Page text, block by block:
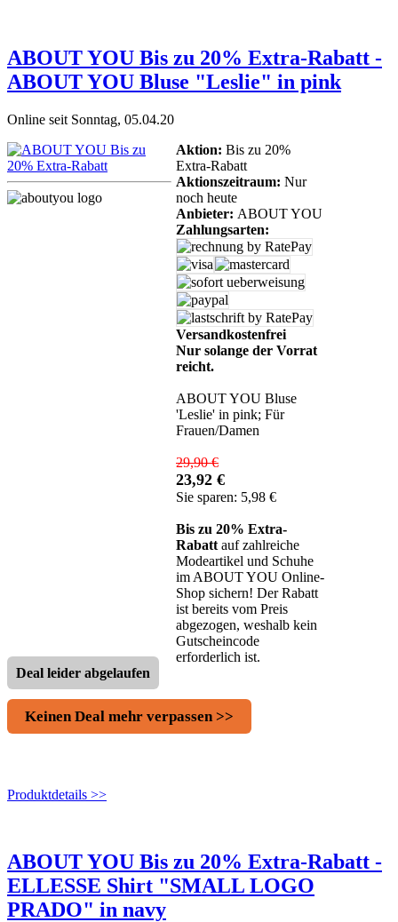
ABOUT YOU Bis zu 20% Extra-Rabatt -
ABOUT YOU Bluse "Leslie" in pink
Online seit Sonntag, 05.04.20
Aktion: Bis zu 20%
Extra-Rabatt
Aktionszeitraum: Nur
noch heute
Anbieter: ABOUT YOU
Zahlungsarten:
Versandkostenfrei
Nur solange der Vorrat
reicht.
ABOUT YOU Bluse
'Leslie' in pink; Für
Frauen/Damen
29,90 €
23,92 €
Sie sparen: 5,98 €
Bis zu 20% Extra-
Rabatt auf zahlreiche
Modeartikel und Schuhe
im ABOUT YOU Online-
Shop sichern! Der Rabatt
ist bereits vom Preis
abgezogen, weshalb kein
Gutscheincode
erforderlich ist.
Deal leider abgelaufen
Keinen Deal mehr verpassen >>
Produktdetails >>
ABOUT YOU Bis zu 20% Extra-Rabatt -
ELLESSE Shirt "SMALL LOGO
PRADO" in navy